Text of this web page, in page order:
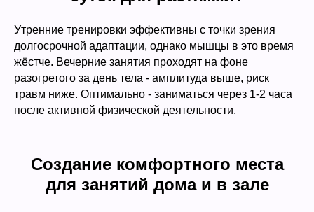
Утренние тренировки эффективны с точки зрения
долгосрочной адаптации, однако мышцы в это время
жёстче. Вечерние занятия проходят на фоне
разогретого за день тела - амплитуда выше, риск
травм ниже. Оптимально - заниматься через 1-2 часа
после активной физической деятельности.
Создание комфортного места
для занятий дома и в зале